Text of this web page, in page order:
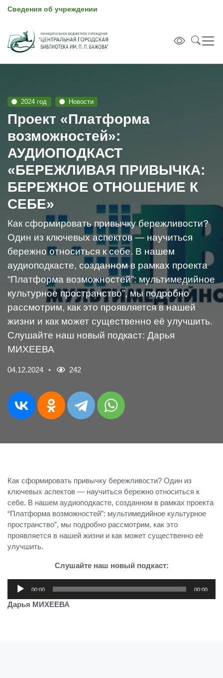
Сведения об учреждении
2024 год Новости
Проект «Платформа
возможностей»:
АУДИОПОДКАСТ
«БЕРЕЖЛИВАЯ ПРИВЫЧКА:
БЕРЕЖНОЕ ОТНОШЕНИЕ К
СЕБЕ»
Как сформировать привычку бережливости?
Один из ключевых аспектов — научиться
бережно относиться к себе. В нашем
аудиоподкасте, созданном в рамках проекта
“Платформа возможностей”: мультимедийное
культурное пространство”, мы подробно
рассмотрим, как это проявляется в нашей
жизни и как может существенно её улучшить.
Слушайте наш новый подкаст: Дарья
МИХЕЕВА
04.12.2024 242
Как сформировать привычку бережливости? Один из
ключевых аспектов — научиться бережно относиться к
себе. В нашем аудиоподкасте, созданном в рамках проекта
“Платформа возможностей”: мультимедийное культурное
пространство”, мы подробно рассмотрим, как это
проявляется в нашей жизни и как может существенно её
улучшить.
Слушайте наш новый подкаст:
Аудиоплеер
00:00 00:00
Дарья МИХЕЕВА